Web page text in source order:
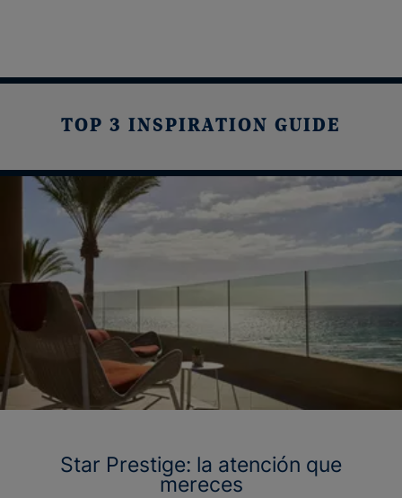
TOP 3 INSPIRATION GUIDE
Star Prestige: la atención que
mereces